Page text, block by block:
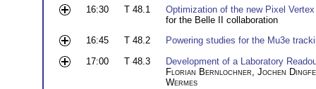
16:30 T 48.1
Optimization of the new Pixel
for the Belle II collaboration
16:45
T 48.2
Powering studies for the Mu3e
17:00
T 48.3
Development of a Laboratory
Florian Bernlochner, Jochen
Wermes